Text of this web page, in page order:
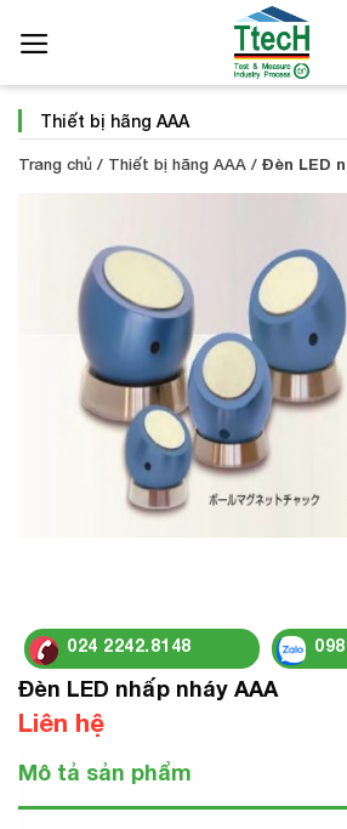
qua
dung
Thiết bị hãng AAA
Trang chủ / Thiết bị hãng AAA / Đèn LED
024 2242.8148
Đèn LED nhấp nháy AAA
Liên hệ
Mô tả sản phẩm